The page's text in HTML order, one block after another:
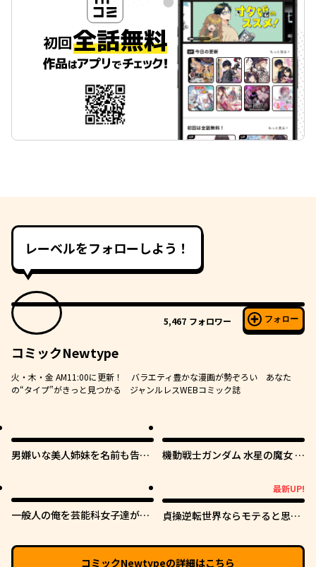
レーベルをフォローしよう！
5,467 フォロワー フォロー
コミックNewtype
火・木・金 AM11:00に更新！ バラエティ豊かな漫画が勢ぞろい あなた
の“タイプ”がきっと見つかる ジャンルレスWEBコミック誌
男嫌いな美人姉妹を名前も告げ
機動戦士ガンダム 水星の魔女 青
一般人の俺を芸能科女子達が逃
最新UP!
貞操逆転世界ならモテると思っ
コミックNewtypeの詳細はこちら